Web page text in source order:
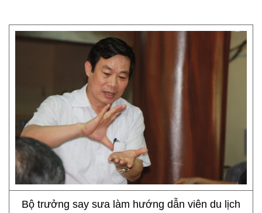
Bộ trưởng say sưa làm hướng dẫn viên du lịch